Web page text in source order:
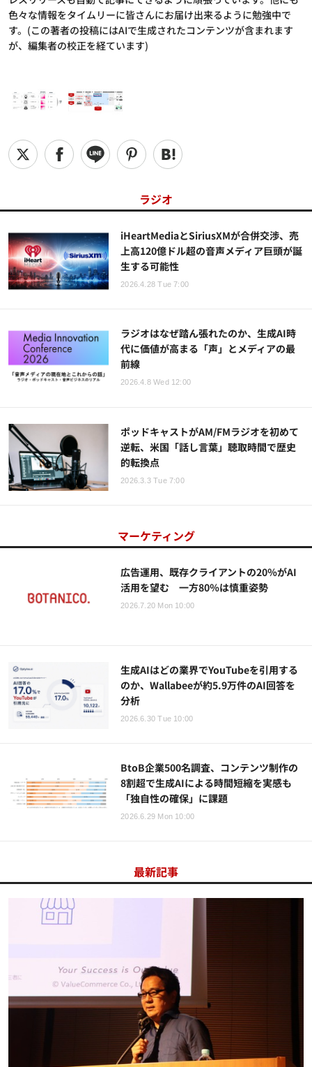
色々な情報をタイムリーに皆さんにお届け出来るように勉強中で
す。(この著者の投稿にはAIで生成されたコンテンツが含まれます
が、編集者の校正を経ています)
ラジオ
iHeartMediaとSiriusXMが合併交渉、売
上高120億ドル超の音声メディア巨頭が誕
生する可能性
2026.4.28 Tue 7:00
ラジオはなぜ踏ん張れたのか、生成AI時
代に価値が高まる「声」とメディアの最
前線
2026.4.8 Wed 12:00
ポッドキャストがAM/FMラジオを初めて
逆転、米国「話し言葉」聴取時間で歴史
的転換点
2026.3.3 Tue 7:00
マーケティング
広告運用、既存クライアントの20％がAI
活用を望む 一方80％は慎重姿勢
2026.7.20 Mon 10:00
生成AIはどの業界でYouTubeを引用する
のか、Wallabeeが約5.9万件のAI回答を
分析
2026.6.30 Tue 10:00
BtoB企業500名調査、コンテンツ制作の
8割超で生成AIによる時間短縮を実感も
「独自性の確保」に課題
2026.6.29 Mon 10:00
最新記事